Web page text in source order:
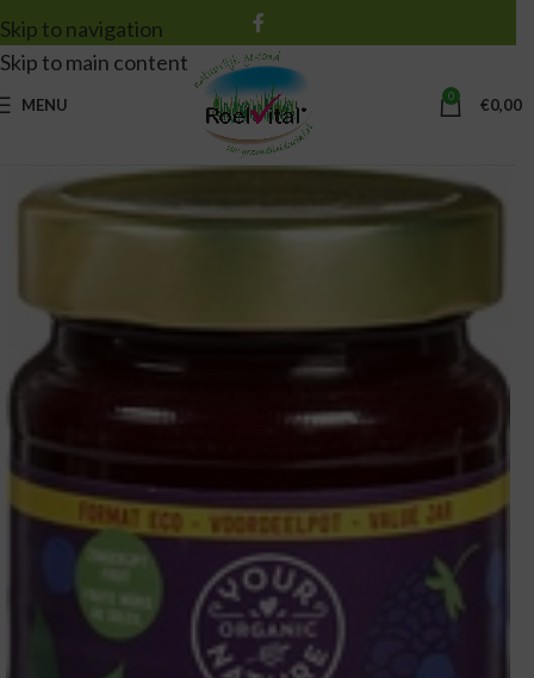
Skip to navigation
Skip to main content
MENU 0 €0,00